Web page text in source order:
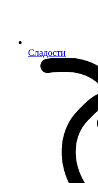
Сладости